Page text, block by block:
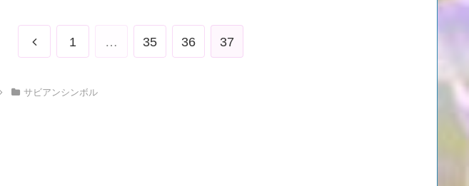
前 1 … 35 36 37
サビアンシンボル